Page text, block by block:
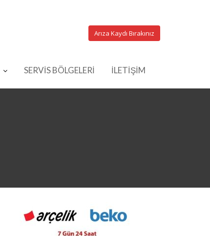
Arıza Kaydı Bırakınız
SERVİS BÖLGELERİ İLETİŞİM